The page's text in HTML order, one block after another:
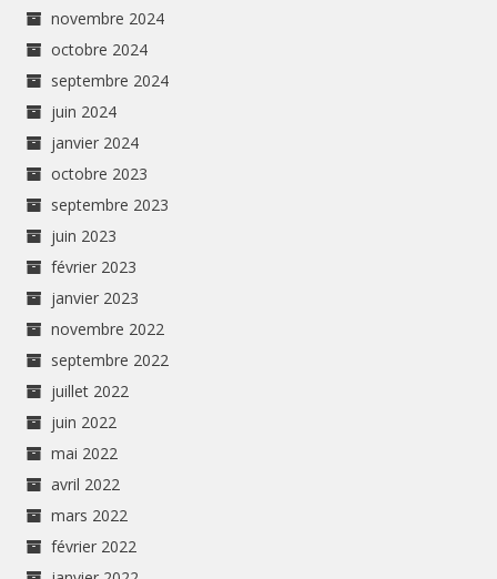
novembre 2024
octobre 2024
septembre 2024
juin 2024
janvier 2024
octobre 2023
septembre 2023
juin 2023
février 2023
janvier 2023
novembre 2022
septembre 2022
juillet 2022
juin 2022
mai 2022
avril 2022
mars 2022
février 2022